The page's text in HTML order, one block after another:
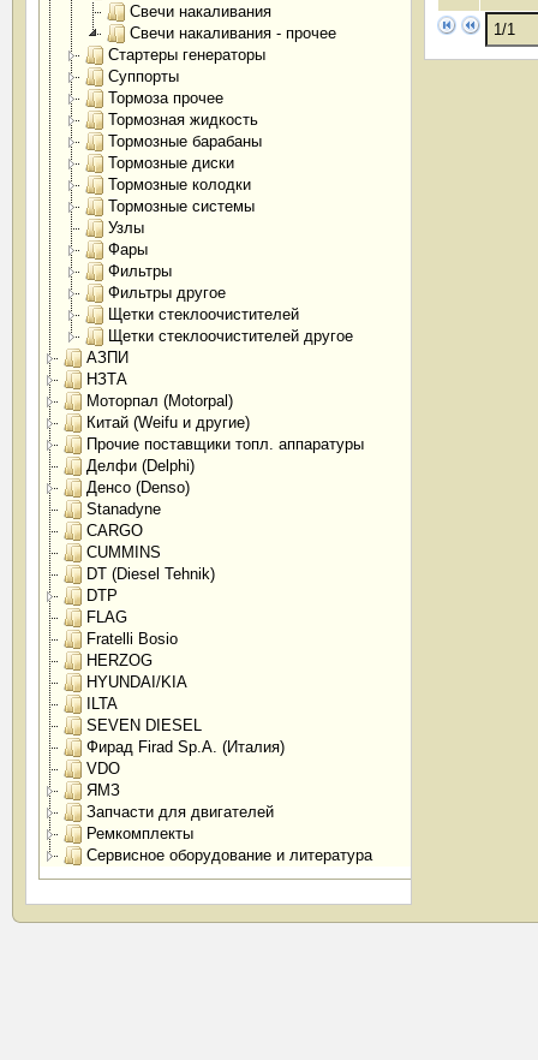
Свечи накаливания
Свечи накаливания - прочее
Стартеры генераторы
Суппорты
Тормоза прочее
Тормозная жидкость
Тормозные барабаны
Тормозные диски
Тормозные колодки
Тормозные системы
Узлы
Фары
Фильтры
Фильтры другое
Щетки стеклоочистителей
Щетки стеклоочистителей другое
АЗПИ
НЗТА
Моторпал (Motorpal)
Китай (Weifu и другие)
Прочие поставщики топл. аппаратуры
Делфи (Delphi)
Денсо (Denso)
Stanadyne
CARGO
CUMMINS
DT (Diesel Tehnik)
DTP
FLAG
Fratelli Bosio
HERZOG
HYUNDAI/KIA
ILTA
SEVEN DIESEL
Фирад Firad Sp.A. (Италия)
VDO
ЯМЗ
Запчасти для двигателей
Ремкомплекты
Сервисное оборудование и литература